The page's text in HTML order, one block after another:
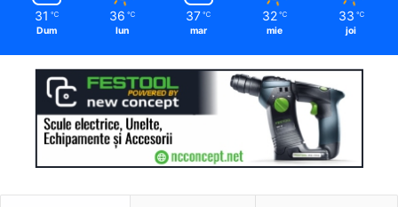
31 ℃
Dum
36 ℃
lun
37 ℃
mar
32 ℃
mie
33 ℃
joi